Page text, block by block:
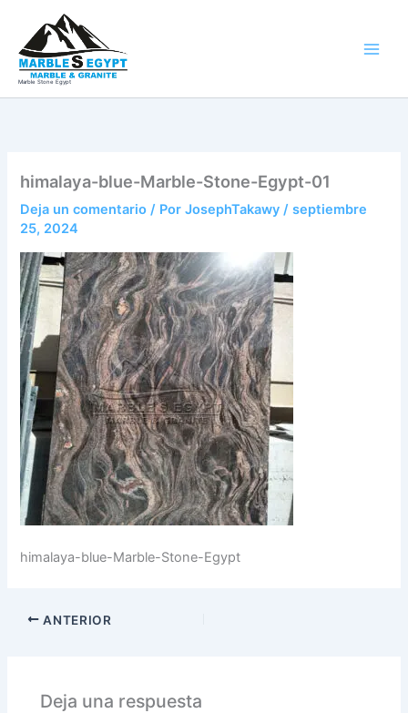
contenido
Marble Stone Egypt
himalaya-blue-Marble-Stone-Egypt-01
Deja un comentario / PorJosephTakawy/septiembre
25, 2024
himalaya-blue-Marble-Stone-Egypt
ANTERIOR
Deja una respuesta